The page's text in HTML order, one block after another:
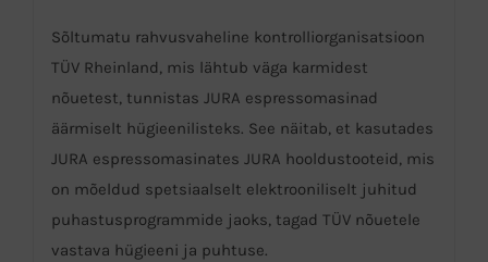
Sõltumatu rahvusvaheline kontrolliorganisatsioon
TÜV Rheinland, mis lähtub väga karmidest
nõuetest, tunnistas JURA espressomasinad
äärmiselt hügieenilisteks. See näitab, et kasutades
JURA espressomasinates JURA hooldustooteid, mis
on mõeldud spetsiaalselt elektrooniliselt juhitud
puhastusprogrammide jaoks, tagad TÜV nõuetele
vastava hügieeni ja puhtuse.